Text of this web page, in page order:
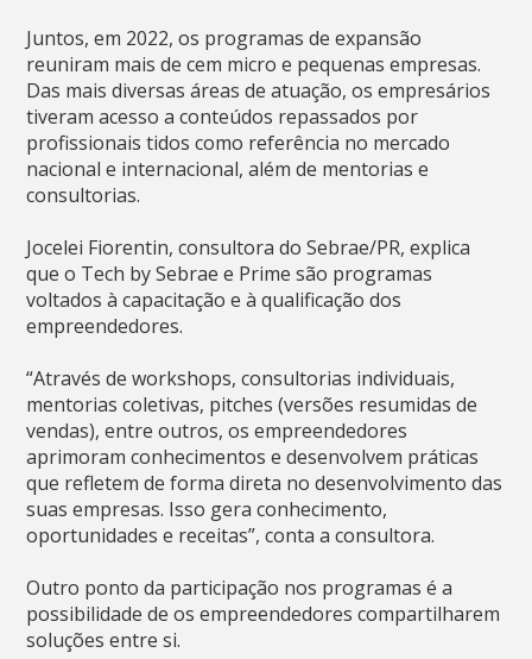
Juntos, em 2022, os programas de expansão
reuniram mais de cem micro e pequenas empresas.
Das mais diversas áreas de atuação, os empresários
tiveram acesso a conteúdos repassados por
profissionais tidos como referência no mercado
nacional e internacional, além de mentorias e
consultorias.
Jocelei Fiorentin, consultora do Sebrae/PR, explica
que o Tech by Sebrae e Prime são programas
voltados à capacitação e à qualificação dos
empreendedores.
“Através de workshops, consultorias individuais,
mentorias coletivas, pitches (versões resumidas de
vendas), entre outros, os empreendedores
aprimoram conhecimentos e desenvolvem práticas
que refletem de forma direta no desenvolvimento das
suas empresas. Isso gera conhecimento,
oportunidades e receitas”, conta a consultora.
Outro ponto da participação nos programas é a
possibilidade de os empreendedores compartilharem
soluções entre si.